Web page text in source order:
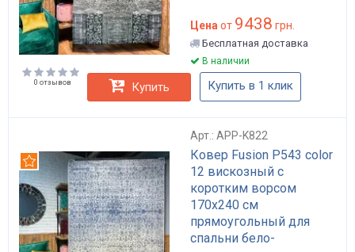
бирюзовый акрил
хлопок полиэстер для
дома в гостиную арт:
APP-K787
Цена от 9438 грн.
Бесплатная доставка
В наличии
0 отзывов Купить Купить в 1 клик
Арт.: APP-K822
Ковер Fusion P543 color
12 вискозный с
коротким ворсом
170x240 см
прямоугольный для
спальни бело-
Рекомендуем